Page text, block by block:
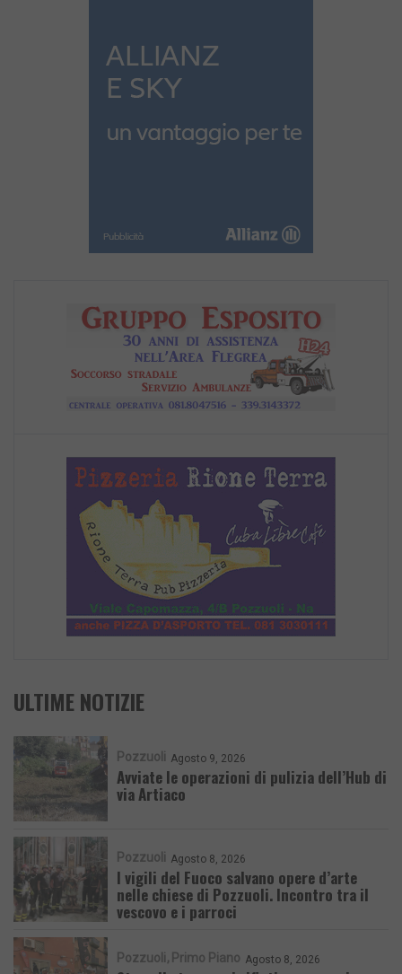
ULTIME NOTIZIE
Pozzuoli Agosto 9, 2026
Avviate le operazioni di pulizia dell’Hub di
via Artiaco
Pozzuoli Agosto 8, 2026
I vigili del Fuoco salvano opere d’arte
nelle chiese di Pozzuoli. Incontro tra il
vescovo e i parroci
Pozzuoli Primo Piano Agosto 8, 2026